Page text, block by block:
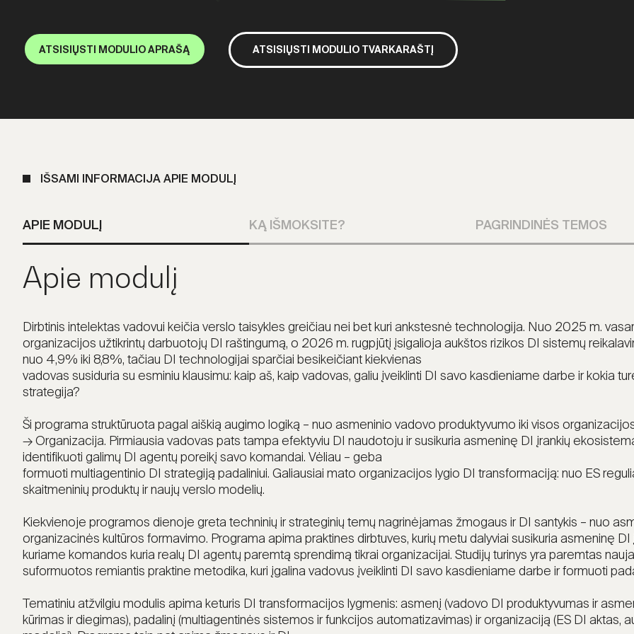
ATSISIŲSTI MODULIO APRAŠĄ ATSISIŲSTI MODULIO TVARKARAŠTĮ
IŠSAMI INFORMACIJA APIE MODULĮ
APIE MODULĮ KĄ IŠMOKSITE? PAGRINDINĖS TEMOS
Apie modulį
Dirbtinis intelektas vadovui keičia verslo taisykles greičiau nei bet kuri ankstesnė technologija. Nuo 2025 m.
organizacijos užtikrintų darbuotojų DI raštingumą, o 2026 m. rugpjūtį įsigalioja aukštos rizikos DI sistemų
nuo 4,9% iki 8,8%, tačiau DI technologijai sparčiai besikeičiant kiekvienas
vadovas susiduria su esminiu klausimu: kaip aš, kaip vadovas, galiu įveiklinti DI savo kasdieniame darbe ir kokia
strategija?
Ši programa struktūruota pagal aiškią augimo logiką – nuo asmeninio vadovo produktyvumo iki visos
→ Organizacija. Pirmiausia vadovas pats tampa efektyviu DI naudotoju ir susikuria asmeninę DI įrankių
identifikuoti galimų DI agentų poreikį savo komandai. Vėliau – geba
formuoti multiagentinio DI strategiją padaliniui. Galiausiai mato organizacijos lygio DI transformaciją: nuo ES
skaitmeninių produktų ir naujų verslo modelių.
Kiekvienoje programos dienoje greta techninių ir strateginių temų nagrinėjamas žmogaus ir DI santykis – nuo
organizacinės kultūros formavimo. Programa apima praktines dirbtuves, kurių metu dalyviai susikuria asmeninę
kuriame komandos kuria realų DI agentų paremtą sprendimą tikrai organizacijai. Studijų turinys yra paremtas
suformuotos remiantis praktine metodika, kuri įgalina vadovus įveiklinti DI savo kasdieniame darbe ir formuoti
Tematiniu atžvilgiu modulis apima keturis DI transformacijos lygmenis: asmenį (vadovo DI produktyvumas ir
kūrimas ir diegimas), padalinį (multiagentinės sistemos ir funkcijos automatizavimas) ir organizaciją (ES DI aktas,